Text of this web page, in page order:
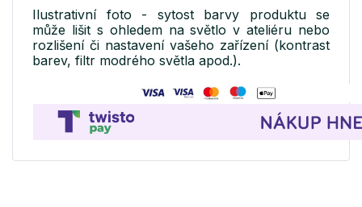
Ilustrativní foto - sytost barvy produktu se
může lišit s ohledem na světlo v ateliéru nebo
rozlišení či nastavení vašeho zařízení (kontrast
barev, filtr modrého světla apod.).